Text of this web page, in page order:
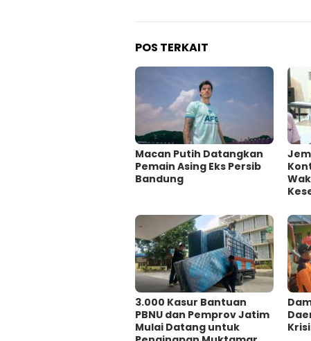
POS TERKAIT
Macan Putih Datangkan
Pemain Asing Eks Persib
Bandung
3.000 Kasur Bantuan
PBNU dan Pemprov Jatim
Mulai Datang untuk